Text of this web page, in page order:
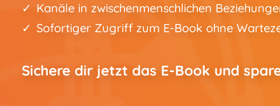
Kanäle in zwischenmenschlichen
Sofortiger Zugriff zum E-Book ohne
Sichere dir jetzt das E-Book und